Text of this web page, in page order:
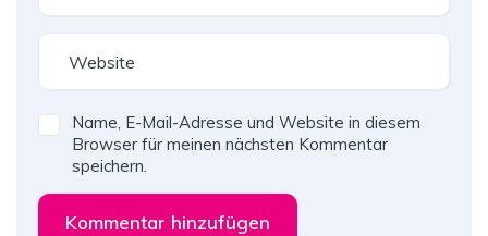
Name, E-Mail-Adresse und Website in diesem
Browser für meinen nächsten Kommentar
speichern.
Kommentar hinzufügen